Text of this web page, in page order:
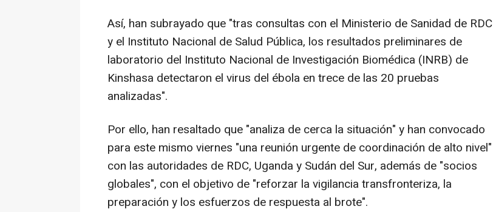
Así, han subrayado que "tras consultas con el Ministerio de Sanidad de RDC
y el Instituto Nacional de Salud Pública, los resultados preliminares de
laboratorio del Instituto Nacional de Investigación Biomédica (INRB) de
Kinshasa detectaron el virus del ébola en trece de las 20 pruebas
analizadas".
Por ello, han resaltado que "analiza de cerca la situación" y han convocado
para este mismo viernes "una reunión urgente de coordinación de alto nivel"
con las autoridades de RDC, Uganda y Sudán del Sur, además de "socios
globales", con el objetivo de "reforzar la vigilancia transfronteriza, la
preparación y los esfuerzos de respuesta al brote".